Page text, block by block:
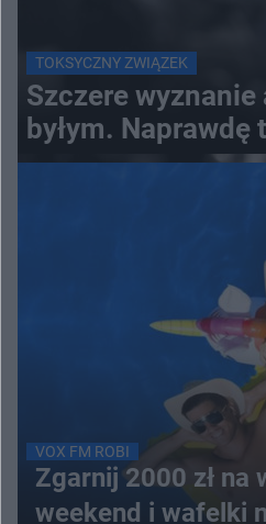
TOKSYCZNY ZWIĄZEK
Szczere
byłym. Naprawdę
VOX FM ROBI
Zgarnij 2000 zł na
weekend i wafelki